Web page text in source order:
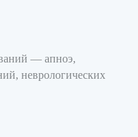
— апноэ,
неврологических